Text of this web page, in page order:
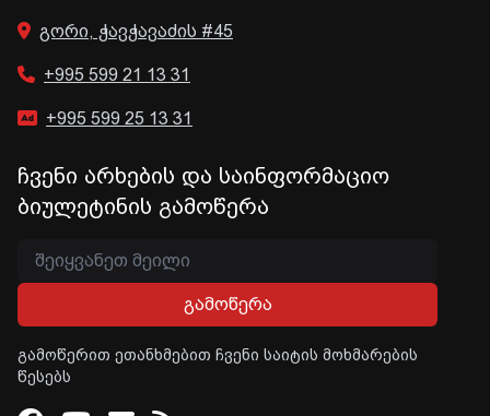
გორი, ჭავჭავაძის #45
+995 599 21 13 31
+995 599 25 13 31
ჩვენი არხების და საინფორმაციო
ბიულეტინის გამოწერა
გამოწერა
გამოწერით ეთანხმებით ჩვენი საიტის მოხმარების
წესებს